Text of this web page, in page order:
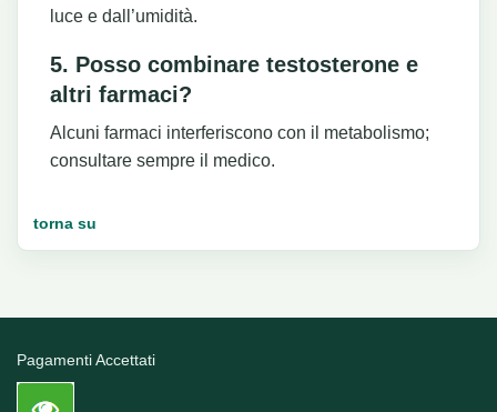
luce e dall’umidità.
5. Posso combinare testosterone e
altri farmaci?
Alcuni farmaci interferiscono con il metabolismo;
consultare sempre il medico.
torna su
Pagamenti Accettati